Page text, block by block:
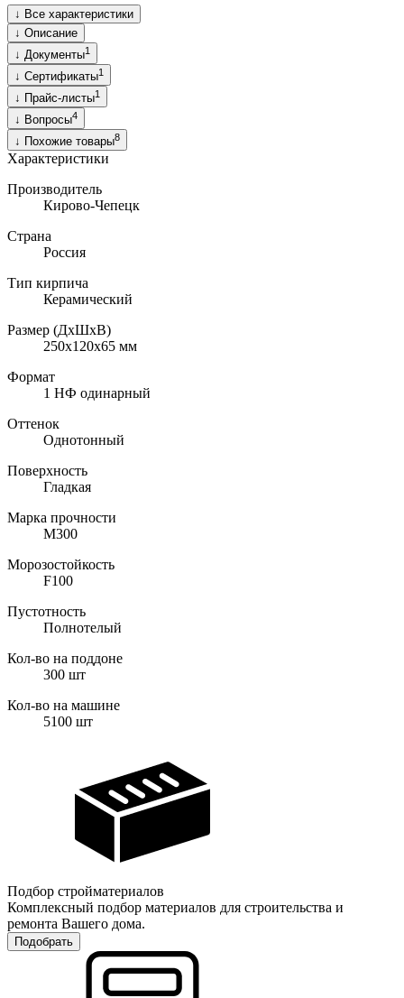
↓ Все характеристики
↓ Описание
↓ Документы1
↓ Сертификаты1
↓ Прайс-листы1
↓ Вопросы4
↓ Похожие товары8
Характеристики
Производитель
Кирово-Чепецк
Страна
Россия
Тип кирпича
Керамический
Размер (ДхШхВ)
250х120х65 мм
Формат
1 НФ одинарный
Оттенок
Однотонный
Поверхность
Гладкая
Марка прочности
M300
Морозостойкость
F100
Пустотность
Полнотелый
Кол-во на поддоне
300 шт
Кол-во на машине
5100 шт
Подбор стройматериалов
Комплексный подбор материалов для строительства и
ремонта Вашего дома.
Подобрать